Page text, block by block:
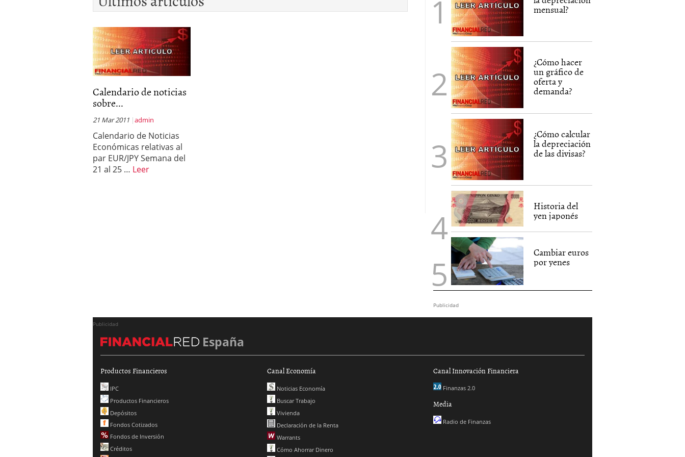
Calendario de noticias
sobre...
21 Mar 2011 admin
Calendario de Noticias
Económicas relativas al
par EUR/JPY Semana del
21 al 25 … Leer
mensual?
¿Cómo hacer
un gráfico de
oferta y
demanda?
¿Cómo calcular
la depreciación
de las divisas?
Historia del
yen japonés
Cambiar euros
por yenes
Publicidad
Publicidad
España
Productos Financieros
IPC
Productos Financieros
Depósitos
Fondos Cotizados
Fondos de Inversión
Créditos
Canal Economía
Noticias Economía
Buscar Trabajo
Vivienda
Declaración de la Renta
Warrants
Cómo Ahorrar Dinero
Canal Innovación Financiera
Finanzas 2.0
Media
Radio de Finanzas